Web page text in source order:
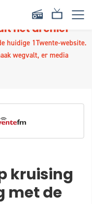
het archief
huidige 1Twente-website.
wegvalt, er media
kruising
met de